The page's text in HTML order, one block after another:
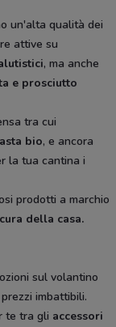
un'alta qualità dei
attive su
, ma anche
e prosciutto
tra cui
bio, e ancora
la tua cantina i
prodotti a marchio
cura della casa.
sul volantino
imbattibili.
te tra gli accessori